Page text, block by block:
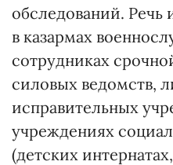
обследований.
в казармах
сотрудниках
силовых ведомств,
исправительных
учреждениях
(детских